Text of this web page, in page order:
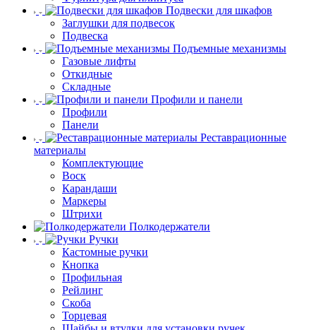
Подвески для шкафов
Заглушки для подвесок
Подвеска
Подъемные механизмы
Газовые лифты
Откидные
Складные
Профили и панели
Профили
Панели
Реставрационные
материалы
Комплектующие
Воск
Карандаши
Маркеры
Штрихи
Полкодержатели
Ручки
Кастомные ручки
Кнопка
Профильная
Рейлинг
Скоба
Торцевая